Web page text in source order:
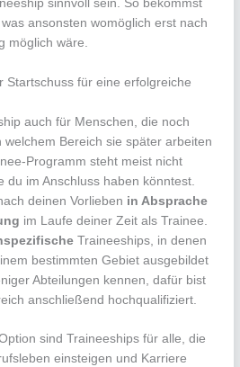
sinnvoll sein. So bekommst
ansonsten womöglich erst nach
möglich wäre.
Startschuss für eine erfolgreiche
auch für Menschen, die noch
welchem Bereich sie später arbeiten
Programm steht meist nicht
du im Anschluss haben könntest.
deinen Vorlieben in Absprache
im Laufe deiner Zeit als Trainee.
Traineeships, in denen
bestimmten Gebiet ausgebildet
Abteilungen kennen, dafür bist
anschließend hochqualifiziert.
sind Traineeships für alle, die
einsteigen und Karriere